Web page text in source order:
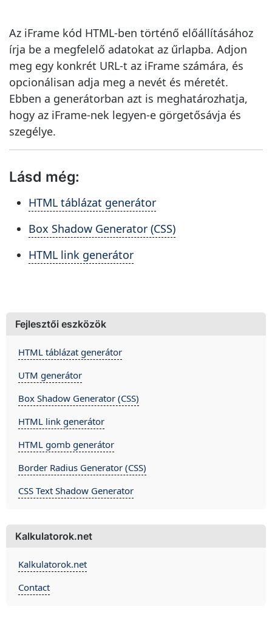
Az iFrame kód HTML-ben történő előállításához
írja be a megfelelő adatokat az űrlapba. Adjon
meg egy konkrét URL-t az iFrame számára, és
opcionálisan adja meg a nevét és méretét.
Ebben a generátorban azt is meghatározhatja,
hogy az iFrame-nek legyen-e görgetősávja és
szegélye.
Lásd még:
HTML táblázat generátor
Box Shadow Generator (CSS)
HTML link generátor
Fejlesztői eszközök
HTML táblázat generátor
UTM generátor
Box Shadow Generator (CSS)
HTML link generátor
HTML gomb generátor
Border Radius Generator (CSS)
CSS Text Shadow Generator
Kalkulatorok.net
Kalkulatorok.net
Contact